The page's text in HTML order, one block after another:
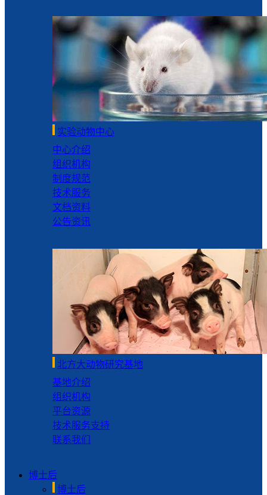
实验动物中心
中心介绍
组织机构
制度规范
技术服务
文档资料
公告资讯
北方大动物研究基地
基地介绍
组织机构
平台资源
技术服务支持
联系我们
博士后
博士后